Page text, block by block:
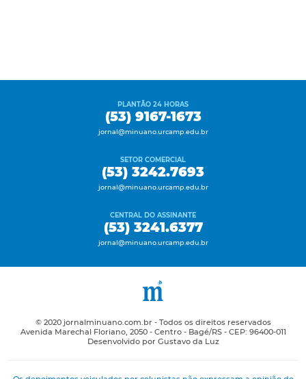
PLANTÃO 24 HORAS
(53) 9167-1673
jornal@minuano.urcamp.edu.br
SETOR COMERCIAL
(53) 3242.7693
jornal@minuano.urcamp.edu.br
CENTRAL DO ASSINANTE
(53) 3241.6377
jornal@minuano.urcamp.edu.br
© 2020 jornalminuano.com.br - Todos os direitos reservados
Avenida Marechal Floriano, 2050 - Centro - Bagé/RS - CEP: 96400-011
Desenvolvido por Gustavo da Luz